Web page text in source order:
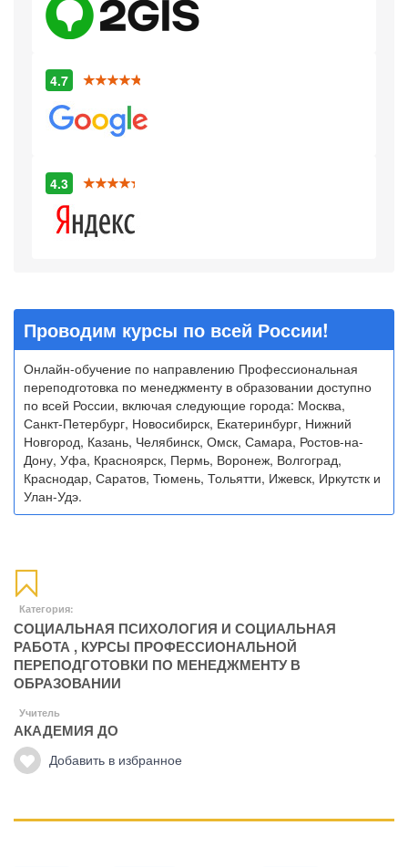
4.7
4.3
Проводим курсы по всей России!
Онлайн-обучение по направлению Профессиональная
переподготовка по менеджменту в образовании доступно
по всей России, включая следующие города: Москва,
Санкт-Петербург, Новосибирск, Екатеринбург, Нижний
Новгород, Казань, Челябинск, Омск, Самара, Ростов-на-
Дону, Уфа, Красноярск, Пермь, Воронеж, Волгоград,
Краснодар, Саратов, Тюмень, Тольятти, Ижевск, Иркутстк и
Улан-Удэ.
Категория:
СОЦИАЛЬНАЯ ПСИХОЛОГИЯ И СОЦИАЛЬНАЯ
РАБОТА , КУРСЫ ПРОФЕССИОНАЛЬНОЙ
ПЕРЕПОДГОТОВКИ ПО МЕНЕДЖМЕНТУ В
ОБРАЗОВАНИИ
Учитель
АКАДЕМИЯ ДО
Добавить в избранное